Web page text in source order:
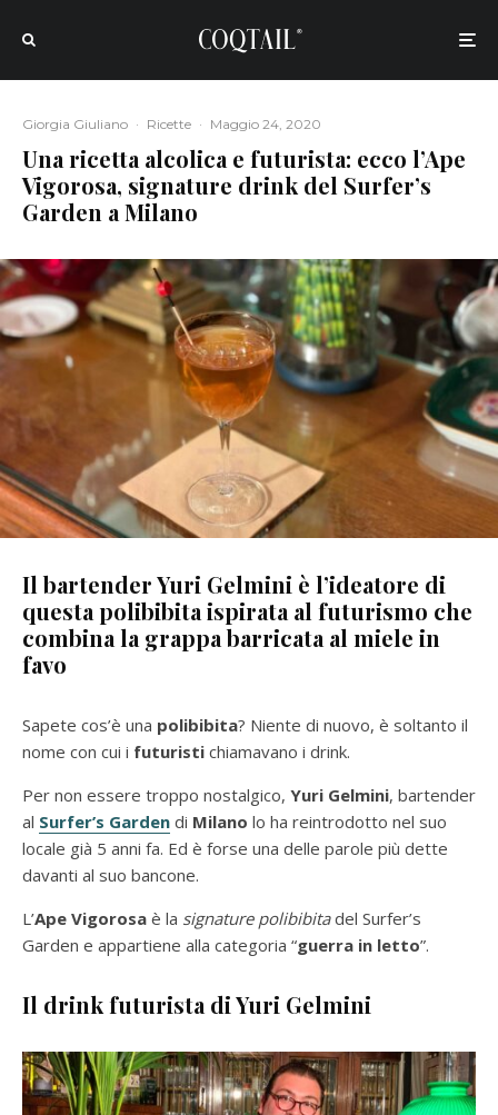
Giorgia Giuliano · Ricette · Maggio 24, 2020
Una ricetta alcolica e futurista: ecco l’Ape
Vigorosa, signature drink del Surfer’s
Garden a Milano
Il bartender Yuri Gelmini è l’ideatore di
questa polibibita ispirata al futurismo che
combina la grappa barricata al miele in
favo
Sapete cos’è una polibibita? Niente di nuovo, è soltanto il
nome con cui i futuristi chiamavano i drink.
Per non essere troppo nostalgico, Yuri Gelmini, bartender
al Surfer’s Garden di Milano lo ha reintrodotto nel suo
locale già 5 anni fa. Ed è forse una delle parole più dette
davanti al suo bancone.
L’Ape Vigorosa è la signature polibibitadel Surfer’s
Garden e appartiene alla categoria “guerra in letto”.
Il drink futurista di Yuri Gelmini